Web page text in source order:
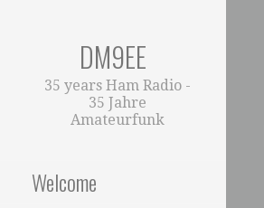
DM9EE
35 years Ham Radio -
35 Jahre
Amateurfunk
Welcome